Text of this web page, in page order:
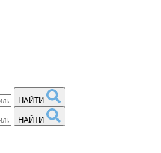
НАЙТИ
НАЙТИ